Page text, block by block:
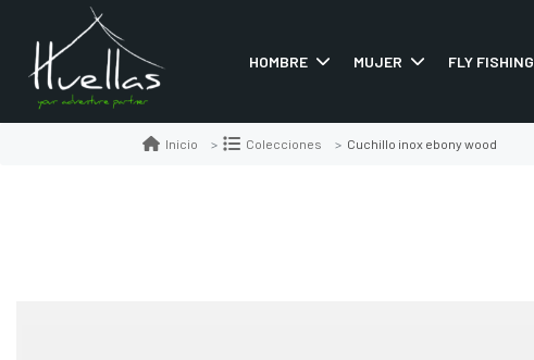
HOMBRE MUJER FLY FISHING
Inicio Colecciones Cuchillo inox ebony wood